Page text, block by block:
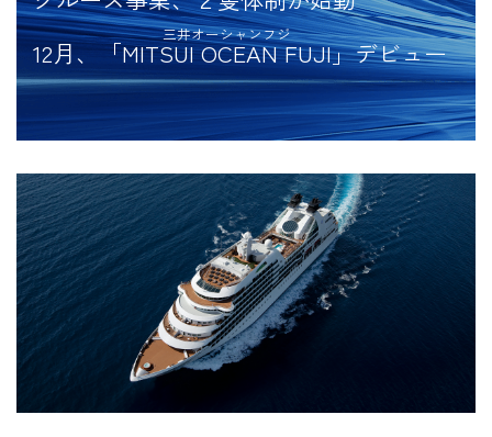
12月、「
三井オーシャンフジ
MITSUI OCEAN FUJI」デビュー